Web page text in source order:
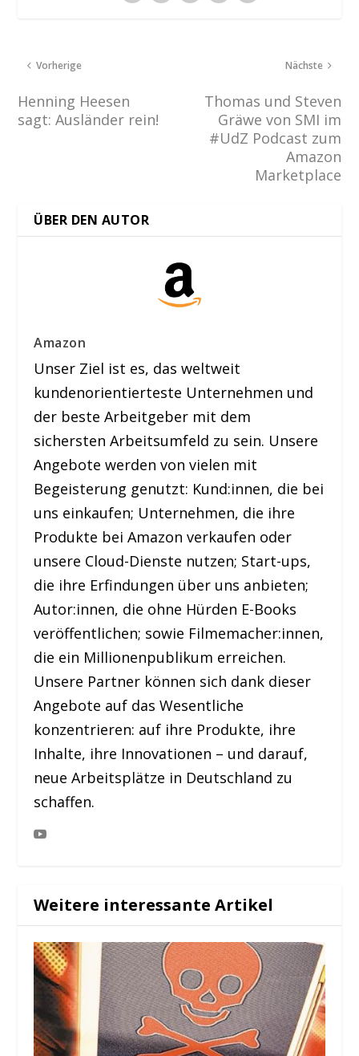
Vorherige
Henning Heesen
sagt: Ausländer rein!
Nächste
Thomas und Steven
Gräwe von SMI im
#UdZ Podcast zum
Amazon
Marketplace
ÜBER DEN AUTOR
Amazon
Unser Ziel ist es, das weltweit
kundenorientierteste Unternehmen und
der beste Arbeitgeber mit dem
sichersten Arbeitsumfeld zu sein. Unsere
Angebote werden von vielen mit
Begeisterung genutzt: Kund:innen, die bei
uns einkaufen; Unternehmen, die ihre
Produkte bei Amazon verkaufen oder
unsere Cloud-Dienste nutzen; Start-ups,
die ihre Erfindungen über uns anbieten;
Autor:innen, die ohne Hürden E-Books
veröffentlichen; sowie Filmemacher:innen,
die ein Millionenpublikum erreichen.
Unsere Partner können sich dank dieser
Angebote auf das Wesentliche
konzentrieren: auf ihre Produkte, ihre
Inhalte, ihre Innovationen – und darauf,
neue Arbeitsplätze in Deutschland zu
schaffen.
Weitere interessante Artikel